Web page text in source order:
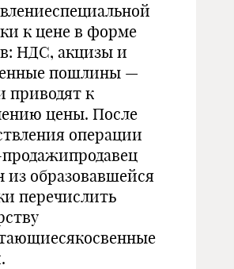
к цене в форме
НДС, акцизы и
пошлины —
приводят к
цены. После
операции
из образовавшейся
перечислить